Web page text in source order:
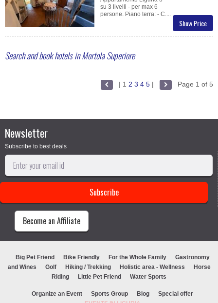
Show Price
su 3 livelli - per max 6
persone. Piano terra: - C....
Search and book hotels in Mortola Superiore
| 1 2 3 4 5 | Page 1 of 5
Newsletter
Subscribe to best deals
Become an Affiliate
Big Pet Friend Bike Friendly For the Whole Family
Gastronomy
and Wines
Golf Hiking / Trekking Holistic area - Wellness
Horse
Riding
Little Pet Friend Water Sports
Organize an Event Sports Group Blog
Special offer